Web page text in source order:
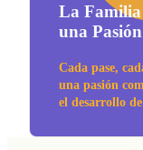
La Familia
una
Cada pase,
una pasión
el desarrollo